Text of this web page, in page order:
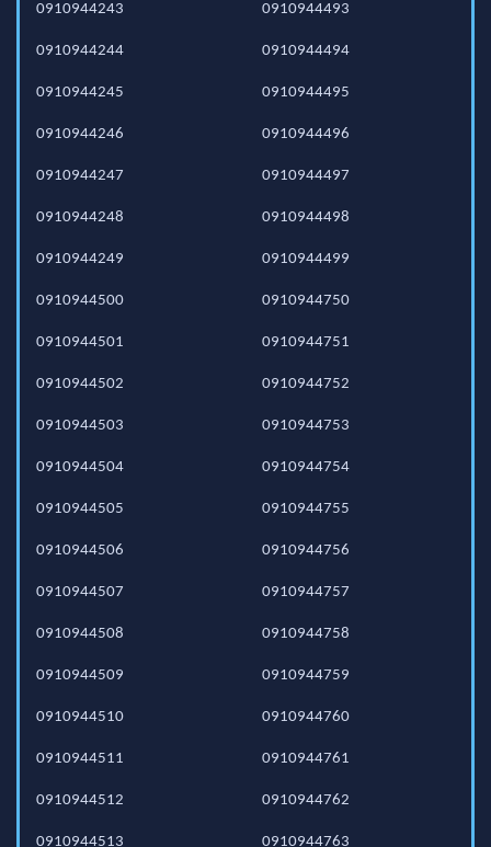
0910944243
0910944244
0910944245
0910944246
0910944247
0910944248
0910944249
0910944493
0910944494
0910944495
0910944496
0910944497
0910944498
0910944499
0910944500
0910944501
0910944502
0910944503
0910944504
0910944505
0910944506
0910944507
0910944508
0910944509
0910944510
0910944511
0910944512
0910944513
0910944750
0910944751
0910944752
0910944753
0910944754
0910944755
0910944756
0910944757
0910944758
0910944759
0910944760
0910944761
0910944762
0910944763